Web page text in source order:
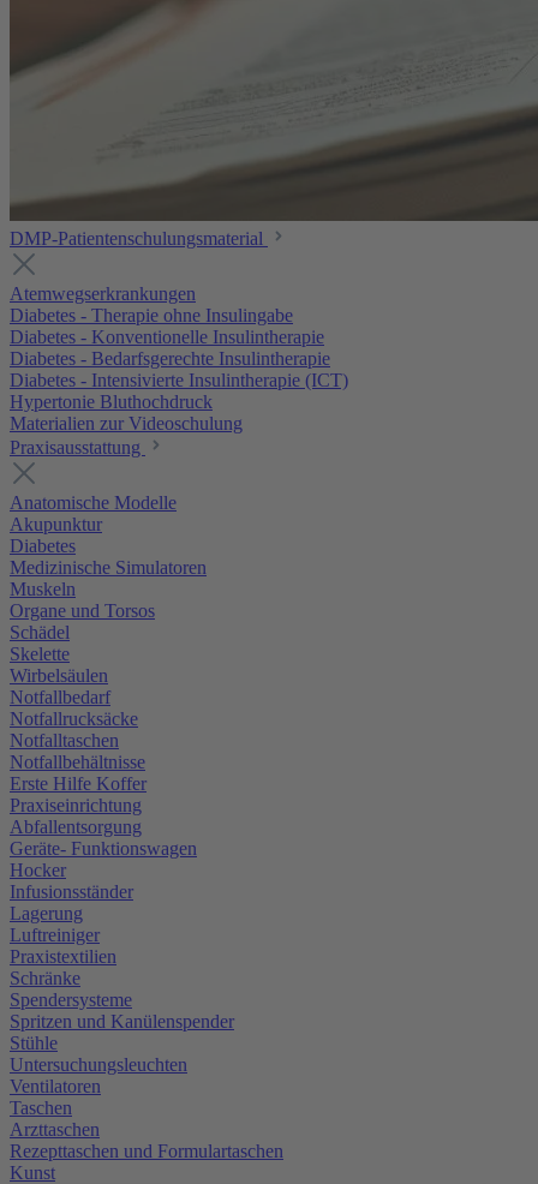
DMP-Patientenschulungsmaterial
Atemwegserkrankungen
Diabetes - Therapie ohne Insulingabe
Diabetes - Konventionelle Insulintherapie
Diabetes - Bedarfsgerechte Insulintherapie
Diabetes - Intensivierte Insulintherapie (ICT)
Hypertonie Bluthochdruck
Materialien zur Videoschulung
Praxisausstattung
Anatomische Modelle
Akupunktur
Diabetes
Medizinische Simulatoren
Muskeln
Organe und Torsos
Schädel
Skelette
Wirbelsäulen
Notfallbedarf
Notfallrucksäcke
Notfalltaschen
Notfallbehältnisse
Erste Hilfe Koffer
Praxiseinrichtung
Abfallentsorgung
Geräte- Funktionswagen
Hocker
Infusionsständer
Lagerung
Luftreiniger
Praxistextilien
Schränke
Spendersysteme
Spritzen und Kanülenspender
Stühle
Untersuchungsleuchten
Ventilatoren
Taschen
Arzttaschen
Rezepttaschen und Formulartaschen
Kunst